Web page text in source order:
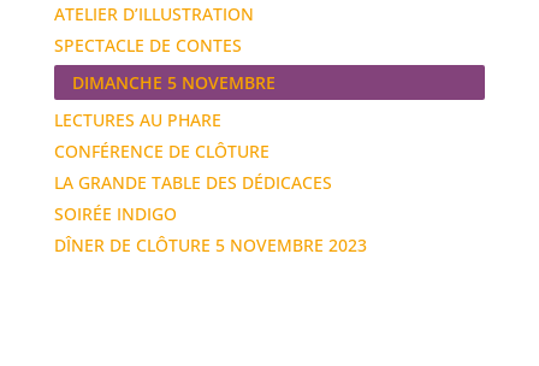
ATELIER D’ILLUSTRATION
SPECTACLE DE CONTES
DIMANCHE 5 NOVEMBRE
LECTURES AU PHARE
CONFÉRENCE DE CLÔTURE
LA GRANDE TABLE DES DÉDICACES
SOIRÉE INDIGO
DÎNER DE CLÔTURE 5 NOVEMBRE 2023